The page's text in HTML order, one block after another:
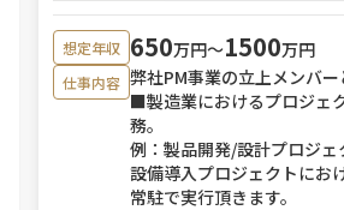
想定年収 650万円〜1500万円
仕事内容 弊社PM事業の立上メンバー
■製造業におけるプロジェ
務。
例：製品開発/設計プロジェ
設備導入プロジェクトにお
常駐で実行頂きます。